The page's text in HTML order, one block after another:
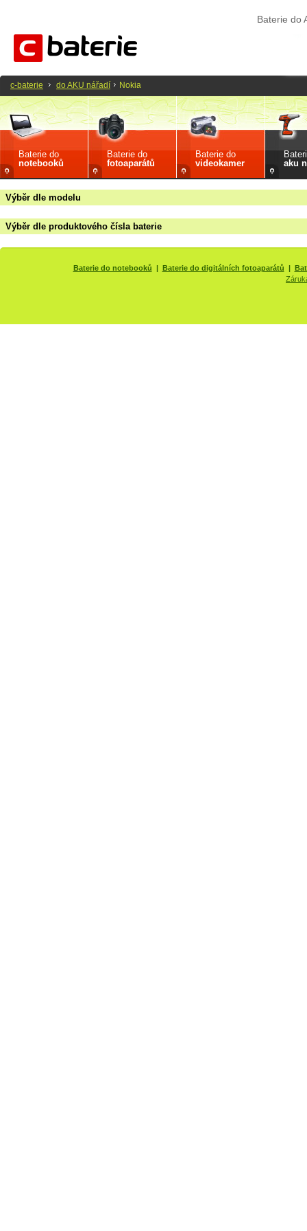
Baterie do
Baterie do
notebooků
Baterie do
fotoaparátů
Baterie do
videokamer
aku
Výběr dle modelu
Výběr dle produktového čísla baterie
c-baterie do AKU nářadí Nokia
Baterie do notebooků | Baterie do digitálních fotoaparátů |